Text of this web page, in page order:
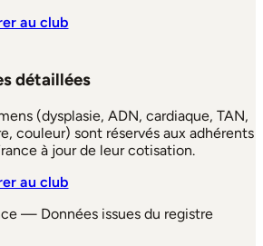
au club
détaillées
(dysplasie, ADN, cardiaque, TAN,
couleur) sont réservés aux adhérents
à jour de leur cotisation.
au club
— Données issues du registre